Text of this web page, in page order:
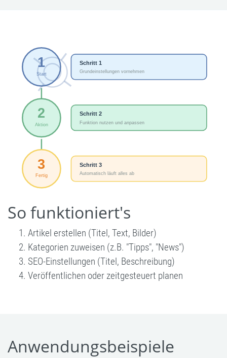
So funktioniert's
Artikel erstellen (Titel, Text, Bilder)
Kategorien zuweisen (z.B. "Tipps", "News")
SEO-Einstellungen (Titel, Beschreibung)
Veröffentlichen oder zeitgesteuert planen
Anwendungsbeispiele